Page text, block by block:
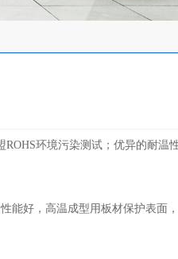
环境污染测试；优异的耐温
能好，高温成型用板材保护表面